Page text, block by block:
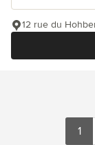
12 rue du
1